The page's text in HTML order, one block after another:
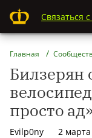
Связаться
Главная
Билзерян
просто
Evilp0ny
2